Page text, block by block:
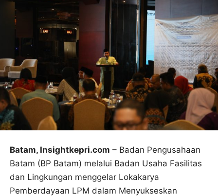
Batam, Insightkepri.com – Badan Pengusahaan
Batam (BP Batam) melalui Badan Usaha Fasilitas
dan Lingkungan menggelar Lokakarya
Pemberdayaan LPM dalam Menyukseskan